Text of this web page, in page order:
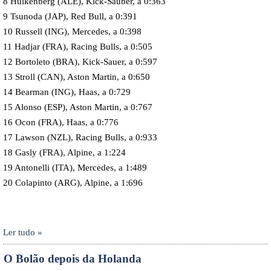
9 Tsunoda (JAP), Red Bull, a 0:391
10 Russell (ING), Mercedes, a 0:398
11 Hadjar (FRA), Racing Bulls, a 0:505
12 Bortoleto (BRA), Kick-Sauer, a 0:597
13 Stroll (CAN), Aston Martin, a 0:650
14 Bearman (ING), Haas, a 0:729
15 Alonso (ESP), Aston Martin, a 0:767
16 Ocon (FRA), Haas, a 0:776
17 Lawson (NZL), Racing Bulls, a 0:933
18 Gasly (FRA), Alpine, a 1:224
19 Antonelli (ITA), Mercedes, a 1:489
20 Colapinto (ARG), Alpine, a 1:696
Ler tudo »
O Bolão depois da Holanda